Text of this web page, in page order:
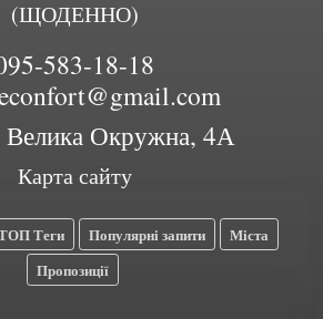
(ЩОДЕННО)
583-18-18
Велика Окружна, 4А
Карта сайту
Теги Популярні запити
Міста
Пропозиції